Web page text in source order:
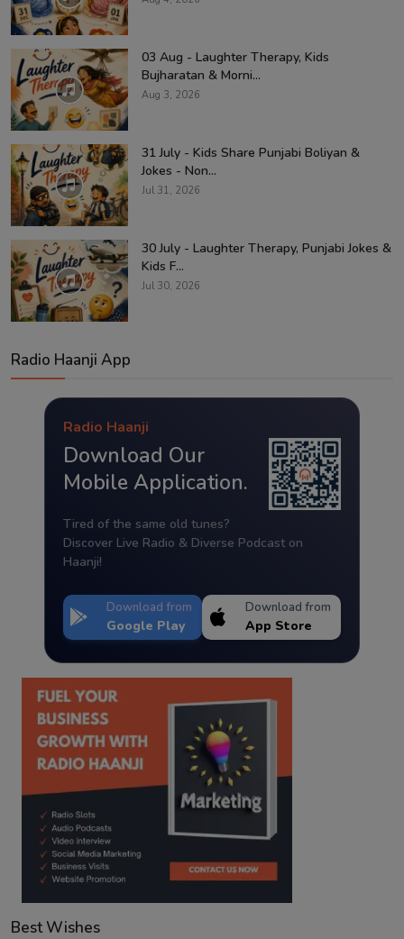
03 Aug - Laughter Therapy, Kids
Bujharatan & Morni...
Aug 3, 2026
31 July - Kids Share Punjabi Boliyan &
Jokes - Non...
Jul 31, 2026
30 July - Laughter Therapy, Punjabi Jokes &
Kids F...
Jul 30, 2026
Radio Haanji App
Radio Haanji
Download Our
Mobile Application.
Tired of the same old tunes?
Discover Live Radio & Diverse Podcast on
Haanji!
Download from
Google Play
Download from
App Store
Best Wishes